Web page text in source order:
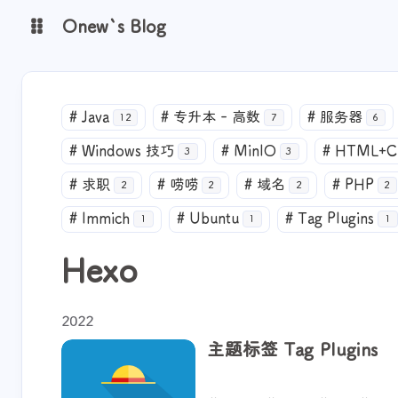
Onew`s Blog
# Java 12 # 专升本 - 高数 7 # 服务器 6
# Windows 技巧 3 # MinIO 3 #
# 求职 2 # 唠唠 2 # 域名 2 # PHP 2
# Immich 1 # Ubuntu 1 # Tag Plugins 1
Hexo
2022
主题标签 Tag Plugins
shift K 关闭快捷键功能
shift A 打开 / 关闭中控台
shift M 播放 / 暂停音乐
shift D 深色 / 浅色显示模式
shift S 站内搜索
shift H 返回首页
友链鱼塘